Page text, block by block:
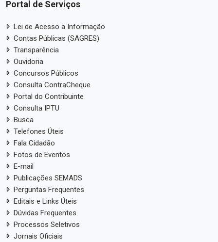
Portal de Serviços
Lei de Acesso a Informação
Contas Públicas (SAGRES)
Transparência
Ouvidoria
Concursos Públicos
Consulta ContraCheque
Portal do Contribuinte
Consulta IPTU
Busca
Telefones Úteis
Fala Cidadão
Fotos de Eventos
E-mail
Publicações SEMADS
Perguntas Frequentes
Editais e Links Úteis
Dúvidas Frequentes
Processos Seletivos
Jornais Oficiais